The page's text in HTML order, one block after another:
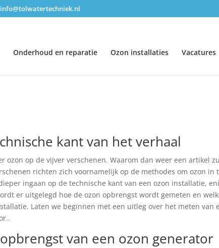
info@tolwatertechniek.nl
Onderhoud en reparatie Ozon installaties Vacatures
kant van het verhaal
ozon op de vijver verschenen. Waarom dan weer een artikel
richten zich voornamelijk op de methodes om ozon in
ingaan op de technische kant van een ozon installatie,
er uitgelegd hoe de ozon opbrengst wordt gemeten en
Laten we beginnen met een uitleg over het meten van
van een ozon generator